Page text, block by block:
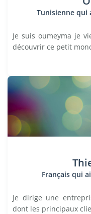
Tunisienne qui
Je suis oumeyma je
découvrir ce petit
Français qui
Je dirige une
dont les principaux